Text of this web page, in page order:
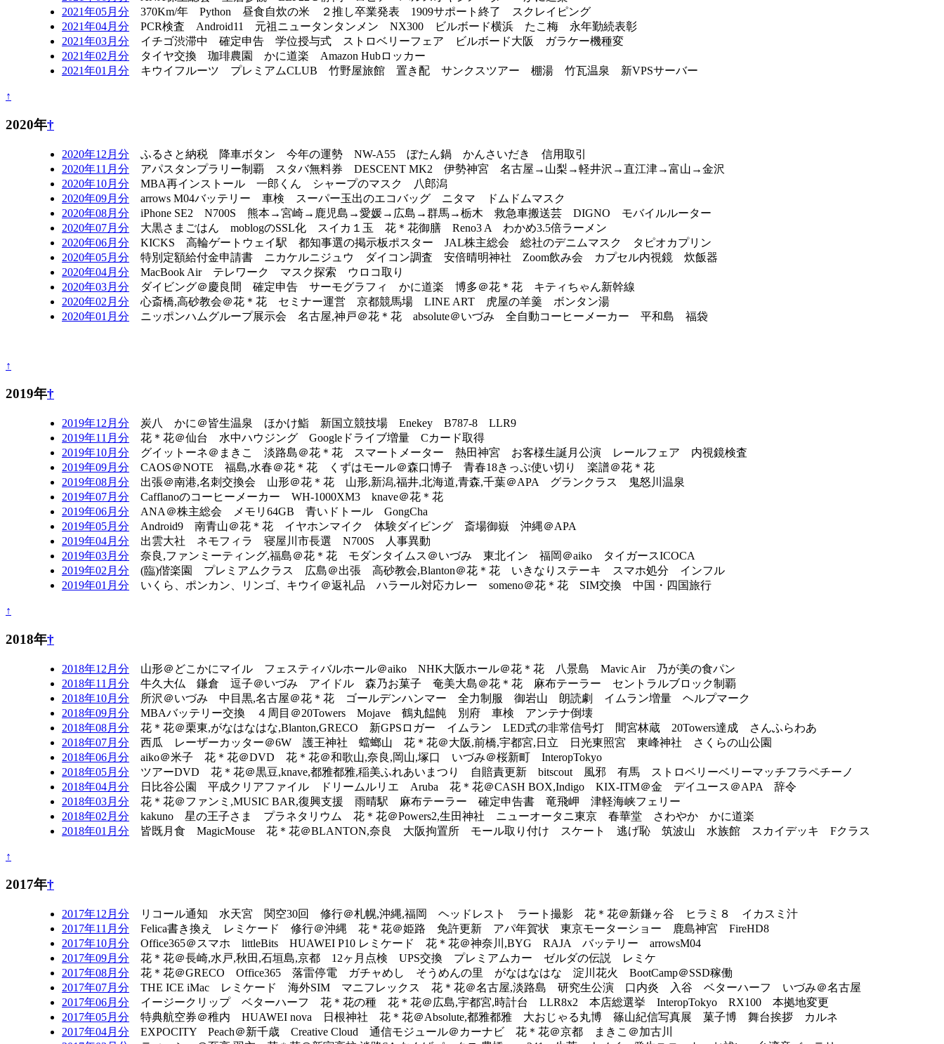
2021年05月分 370Km/年 Python 昼食自炊の米 ２推し卒業発表 1909サポート終了 スクレイピング
2021年04月分 PCR検査 Android11 元祖ニュータンタンメン NX300 ビルボード横浜 たこ梅 永年勤続表彰
2021年03月分 イチゴ渋滞中 確定申告 学位授与式 ストロベリーフェア ビルボード大阪 ガラケー機種変
2021年02月分 タイヤ交換 珈琲農園 かに道楽 Amazon Hubロッカー
2021年01月分 キウイフルーツ プレミアムCLUB 竹野屋旅館 置き配 サンクスツアー 棚湯 竹瓦温泉 新VPSサーバー
↑
2020年†
2020年12月分 ふるさと納税 降車ボタン 今年の運勢 NW-A55 ぼたん鍋 かんさいだき 信用取引
2020年11月分 アパスタンプラリー制覇 スタバ無料券 DESCENT MK2 伊勢神宮 名古屋→山梨→軽井沢→直江津→富山→金沢
2020年10月分 MBA再インストール 一郎くん シャープのマスク 八郎潟
2020年09月分 arrows M04バッテリー 車検 スーパー玉出のエコバッグ ニタマ ドムドムマスク
2020年08月分 iPhone SE2 N700S 熊本→宮崎→鹿児島→愛媛→広島→群馬→栃木 救急車搬送芸 DIGNO モバイルルーター
2020年07月分 大黒さまごはん moblogのSSL化 スイカ１玉 花＊花御膳 Reno3 A わかめ3.5倍ラーメン
2020年06月分 KICKS 高輪ゲートウェイ駅 都知事選の掲示板ポスター JAL株主総会 総社のデニムマスク タピオカプリン
2020年05月分 特別定額給付金申請書 ニカケルニジュウ ダイコン調査 安倍晴明神社 Zoom飲み会 カプセル内視鏡 炊飯器
2020年04月分 MacBook Air テレワーク マスク探索 ウロコ取り
2020年03月分 ダイビング＠慶良間 確定申告 サーモグラフィ かに道楽 博多＠花＊花 キティちゃん新幹線
2020年02月分 心斎橋,高砂教会＠花＊花 セミナー運営 京都競馬場 LINE ART 虎屋の羊羹 ボンタン湯
2020年01月分 ニッポンハムグループ展示会 名古屋,神戸＠花＊花 absolute＠いづみ 全自動コーヒーメーカー 平和島 福袋
↑
2019年†
2019年12月分 炭八 かに＠皆生温泉 ほかけ鮨 新国立競技場 Enekey B787-8 LLR9
2019年11月分 花＊花＠仙台 水中ハウジング Googleドライブ増量 Cカード取得
2019年10月分 グイットーネ＠まきこ 淡路島＠花＊花 スマートメーター 熱田神宮 お客様生誕月公演 レールフェア 内視鏡検査
2019年09月分 CAOS＠NOTE 福島,水春＠花＊花 くずはモール＠森口博子 青春18きっぷ使い切り 楽譜＠花＊花
2019年08月分 出張＠南港,名刺交換会 山形＠花＊花 山形,新潟,福井,北海道,青森,千葉＠APA グランクラス 鬼怒川温泉
2019年07月分 Cafflanoのコーヒーメーカー WH-1000XM3 knave＠花＊花
2019年06月分 ANA＠株主総会 メモリ64GB 青いドトール GongCha
2019年05月分 Android9 南青山＠花＊花 イヤホンマイク 体験ダイビング 斎場御嶽 沖縄＠APA
2019年04月分 出雲大社 ネモフィラ 寝屋川市長選 N700S 人事異動
2019年03月分 奈良,ファンミーティング,福島＠花＊花 モダンタイムス＠いづみ 東北イン 福岡＠aiko タイガースICOCA
2019年02月分 (臨)偕楽園 プレミアムクラス 広島＠出張 高砂教会,Blanton＠花＊花 いきなりステーキ スマホ処分 インフル
2019年01月分 いくら、ポンカン、リンゴ、キウイ＠返礼品 ハラール対応カレー someno＠花＊花 SIM交換 中国・四国旅行
↑
2018年†
2018年12月分 山形＠どこかにマイル フェスティバルホール＠aiko NHK大阪ホール＠花＊花 八景島 Mavic Air 乃が美の食パン
2018年11月分 牛久大仏 鎌倉 逗子＠いづみ アイドル 森乃お菓子 奄美大島＠花＊花 麻布テーラー セントラルブロック制覇
2018年10月分 所沢＠いづみ 中目黒,名古屋＠花＊花 ゴールデンハンマー 全力制服 御岩山 朗読劇 イムラン増量 ヘルプマーク
2018年09月分 MBAバッテリー交換 ４周目＠20Towers Mojave 鶴丸饂飩 別府 車検 アンテナ倒壊
2018年08月分 花＊花＠栗東,がなはなはな,Blanton,GRECO 新GPSロガー イムラン LED式の非常信号灯 間宮林蔵 20Towers達成 さんふらわあ
2018年07月分 西瓜 レーザーカッター＠6W 護王神社 蟷螂山 花＊花＠大阪,前橋,宇都宮,日立 日光東照宮 東峰神社 さくらの山公園
2018年06月分 aiko＠米子 花＊花＠DVD 花＊花＠和歌山,奈良,岡山,塚口 いづみ＠桜新町 InteropTokyo
2018年05月分 ツアーDVD 花＊花＠黒豆,knave,都雅都雅,稲美ふれあいまつり 自賠責更新 bitscout 風邪 有馬 ストロベリーベリーマッチフラペチーノ
2018年04月分 日比谷公園 平成クリアファイル ドリームルリエ Aruba 花＊花＠CASH BOX,Indigo KIX-ITM＠金 デイユース＠APA 辞令
2018年03月分 花＊花＠ファンミ,MUSIC BAR,復興支援 雨晴駅 麻布テーラー 確定申告書 竜飛岬 津軽海峡フェリー
2018年02月分 kakuno 星の王子さま プラネタリウム 花＊花＠Powers2,生田神社 ニューオータニ東京 春華堂 さわやか かに道楽
2018年01月分 皆既月食 MagicMouse 花＊花＠BLANTON,奈良 大阪拘置所 モール取り付け スケート 逃げ恥 筑波山 水族館 スカイデッキ Fクラス
↑
2017年†
2017年12月分 リコール通知 水天宮 関空30回 修行＠札幌,沖縄,福岡 ヘッドレスト ラート撮影 花＊花＠新鎌ヶ谷 ヒラミ８ イカスミ汁
2017年11月分 Felica書き換え レミケード 修行＠沖縄 花＊花＠姫路 免許更新 アパ年賀状 東京モーターショー 鹿島神宮 FireHD8
2017年10月分 Office365＠スマホ littleBits HUAWEI P10 レミケード 花＊花＠神奈川,BYG RAJA バッテリー arrowsM04
2017年09月分 花＊花＠長崎,水戸,秋田,石垣島,京都 12ヶ月点検 UPS交換 プレミアムカー ゼルダの伝説 レミケ
2017年08月分 花＊花＠GRECO Office365 落雷停電 ガチャめし そうめんの里 がなはなはな 淀川花火 BootCamp＠SSD稼働
2017年07月分 THE ICE iMac レミケード 海外SIM マニフレックス 花＊花＠名古屋,淡路島 研究生公演 口内炎 入谷 ベターハーフ いづみ＠名古屋
2017年06月分 イージークリップ ベターハーフ 花＊花の種 花＊花＠広島,宇都宮,時計台 LLR8x2 本店総選挙 InteropTokyo RX100 本拠地変更
2017年05月分 特典航空券＠稚内 HUAWEI nova 日根神社 花＊花＠Absolute,都雅都雅 大おじゃる丸博 篠山紀信写真展 菓子博 舞台挨拶 カルネ
2017年04月分 EXPOCITY Peach＠新千歳 Creative Cloud 通信モジュール＠カーナビ 花＊花＠京都 まきこ＠加古川